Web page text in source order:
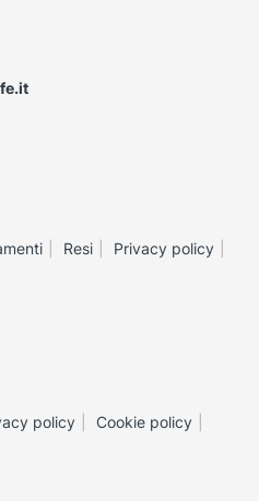
Resi
Privacy policy
policy
Cookie policy